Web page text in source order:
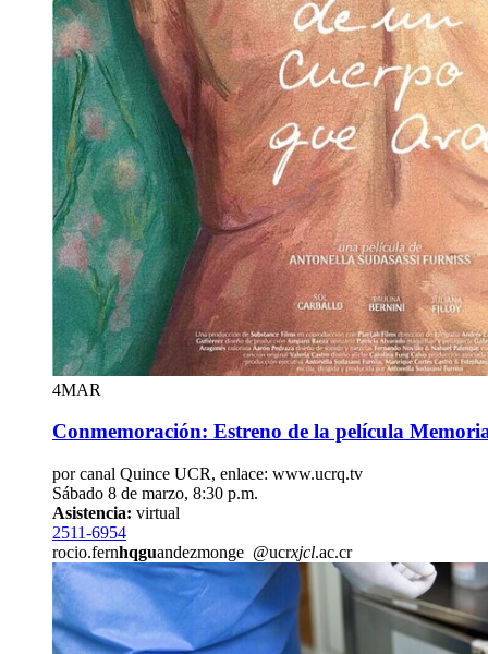
4MAR
Conmemoración: Estreno de la película
por canal Quince UCR, enlace: www.ucrq.tv
Sábado 8 de marzo, 8:30 p.m.
Asistencia: virtual
2511-6954
rocio.fernhqguandezmonge @ucrxjcl.ac.cr